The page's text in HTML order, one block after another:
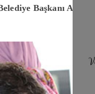
Başkanı